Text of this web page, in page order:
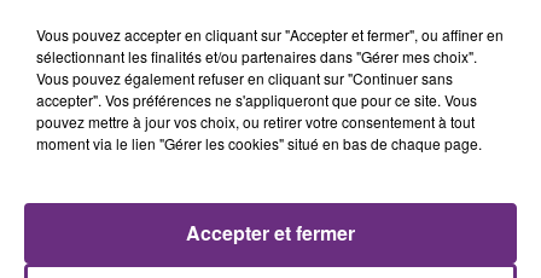
JENNIFER LOPEZ & DAVID GUETTA
Save Me Tonight
THE CALLING
Wherever You Will Go
Vous pouvez accepter en cliquant sur "Accepter et fermer", ou affiner en
sélectionnant les finalités et/ou partenaires dans "Gérer mes choix".
Vous pouvez également refuser en cliquant sur "Continuer sans
accepter". Vos préférences ne s'appliqueront que pour ce site. Vous
pouvez mettre à jour vos choix, ou retirer votre consentement à tout
moment via le lien "Gérer les cookies" situé en bas de chaque page.
Accepter et fermer